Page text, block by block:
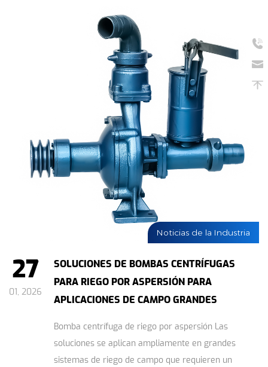
Noticias de la Industria
27
01, 2026
SOLUCIONES DE BOMBAS CENTRÍFUGAS
PARA RIEGO POR ASPERSIÓN PARA
APLICACIONES DE CAMPO GRANDES
Bomba centrífuga de riego por aspersión Las
soluciones se aplican ampliamente en grandes
sistemas de riego de campo que requieren un